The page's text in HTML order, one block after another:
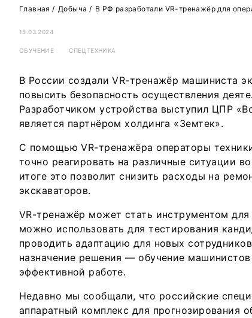
Обогащение Золото
Главная / Добыча / В РФ разработали VR-тренажёр для
15.03.2024
ОБУЧЕНИЕ СПЕЦТЕХНИКА
В России создали VR-тренажёр машиниста
повысить безопасность осуществления
Разработчиком устройства выступил ЦПР
является партнёром холдинга «Земтек».
С помощью VR-тренажёра операторы
точно реагировать на различные ситуации
итоге это позволит снизить расходы на
экскаваторов.
VR-тренажёр может стать инструментом для
можно использовать для тестирования
проводить адаптацию для новых
назначение решения — обучение машинистов
эффективной работе.
Недавно мы сообщали, что российские
аппаратный комплекс для прогнозирования